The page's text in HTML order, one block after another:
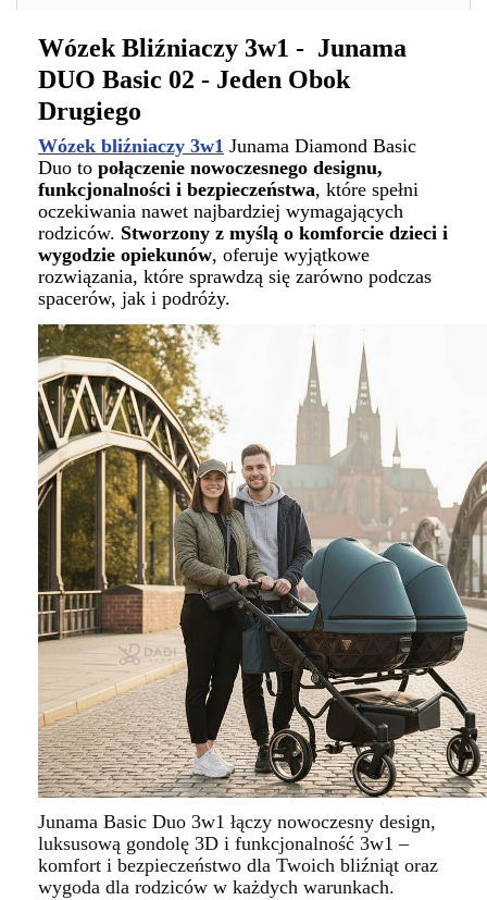
Wózek Bliźniaczy 3w1 - Junama
DUO Basic 02 - Jeden Obok
Drugiego
Wózek bliźniaczy 3w1 Junama Diamond Basic
Duo to połączenie nowoczesnego designu,
funkcjonalności i bezpieczeństwa, które spełni
oczekiwania nawet najbardziej wymagających
rodziców. Stworzony z myślą o komforcie dzieci i
wygodzie opiekunów, oferuje wyjątkowe
rozwiązania, które sprawdzą się zarówno podczas
spacerów, jak i podróży.
Junama Basic Duo 3w1 łączy nowoczesny design,
luksusową gondolę 3D i funkcjonalność 3w1 –
komfort i bezpieczeństwo dla Twoich bliźniąt oraz
wygoda dla rodziców w każdych warunkach.